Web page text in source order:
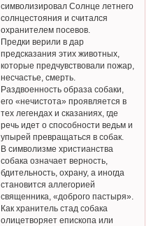
символизировал Солнце летнего
солнцестояния и считался
охранителем посевов.
Предки верили в дар
предсказания этих животных,
которые предчувствовали пожар,
несчастье, смерть.
Раздвоенность образа собаки,
его «нечистота» проявляется в
тех легендах и сказаниях, где
речь идет о способности ведьм и
упырей превращаться в собак.
В символизме христианства
собака означает верность,
бдительность, охрану, а иногда
становится аллегорией
священника, «доброго пастыря».
Как хранитель стад собака
олицетворяет епископа или